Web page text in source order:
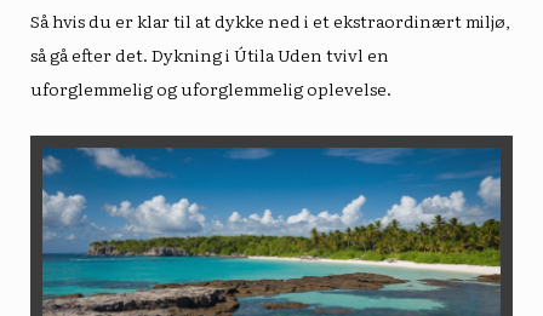
Så hvis du er klar til at dykke ned i et ekstraordinært miljø,
så gå efter det. Dykning i Útila Uden tvivl en
uforglemmelig og uforglemmelig oplevelse.